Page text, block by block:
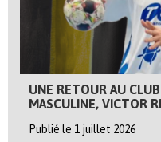
UNE RETOUR AU
MASCULINE, VICTOR
Publié le 1 juillet 2026